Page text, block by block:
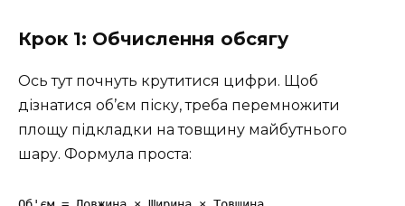
Крок 1: Обчислення обсягу
Ось тут почнуть крутитися цифри. Щоб
дізнатися об’єм піску, треба перемножити
площу підкладки на товщину майбутнього
шару. Формула проста: